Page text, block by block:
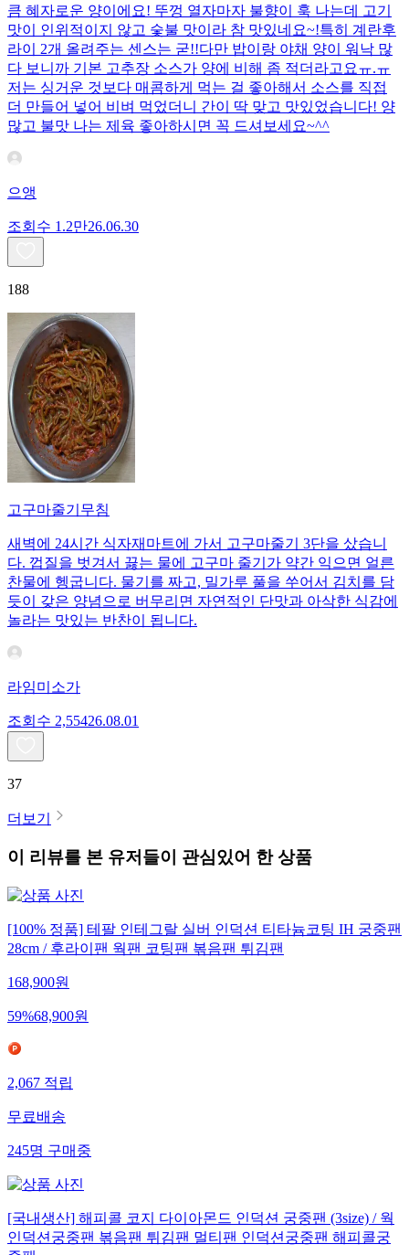
큼 혜자로운 양이에요! 뚜껑 열자마자 불향이 훅 나는데 고기
맛이 인위적이지 않고 숯불 맛이라 참 맛있네요~!특히 계란후
라이 2개 올려주는 센스는 굳!! ​다만 밥이랑 야채 양이 워낙 많
다 보니까 기본 고추장 소스가 양에 비해 좀 적더라고요ㅠ.ㅠ
저는 싱거운 것보다 매콤하게 먹는 걸 좋아해서 소스를 직접
더 만들어 넣어 비벼 먹었더니 간이 딱 맞고 맛있었습니다! 양
많고 불맛 나는 제육 좋아하시면 꼭 드셔보세요~^^
으앵
조회수 1.2만26.06.30
188
고구마줄기무침
새벽에 24시간 식자재마트에 가서 고구마줄기 3단을 샀습니
다. 껍질을 벗겨서 끓는 물에 고구마 줄기가 약간 익으면 얼른
찬물에 헹굽니다. 물기를 짜고, 밀가루 풀을 쑤어서 김치를 담
듯이 갖은 양념으로 버무리면 자연적인 단맛과 아삭한 식감에
놀라는 맛있는 반찬이 됩니다.
라임미소가
조회수 2,55426.08.01
37
더보기
이 리뷰를 본 유저들이 관심있어 한 상품
[100% 정품] 테팔 인테그랄 실버 인덕션 티타늄코팅 IH 궁중팬
28cm / 후라이팬 웍팬 코팅팬 볶음팬 튀김팬
168,900원
59%68,900원
2,067 적립
무료배송
245명 구매중
[국내생산] 해피콜 코지 다이아몬드 인덕션 궁중팬 (3size) / 웍
인덕션궁중팬 볶음팬 튀김팬 멀티팬 인덕션궁중팬 해피콜궁